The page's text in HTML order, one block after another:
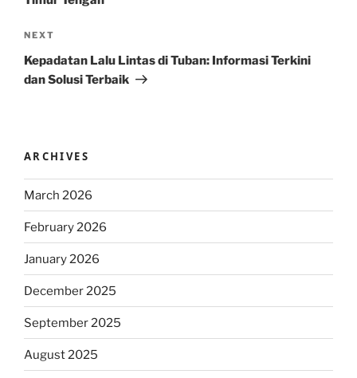
Next
Post
NEXT
Kepadatan Lalu Lintas di Tuban: Informasi Terkini
dan Solusi Terbaik
ARCHIVES
March 2026
February 2026
January 2026
December 2025
September 2025
August 2025